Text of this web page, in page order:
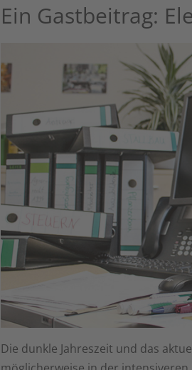
Ein Gastbeitrag:
Die dunkle Jahreszeit und das